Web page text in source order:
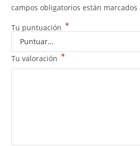
campos obligatorios están marcados
Tu puntuación *
Tu valoración *